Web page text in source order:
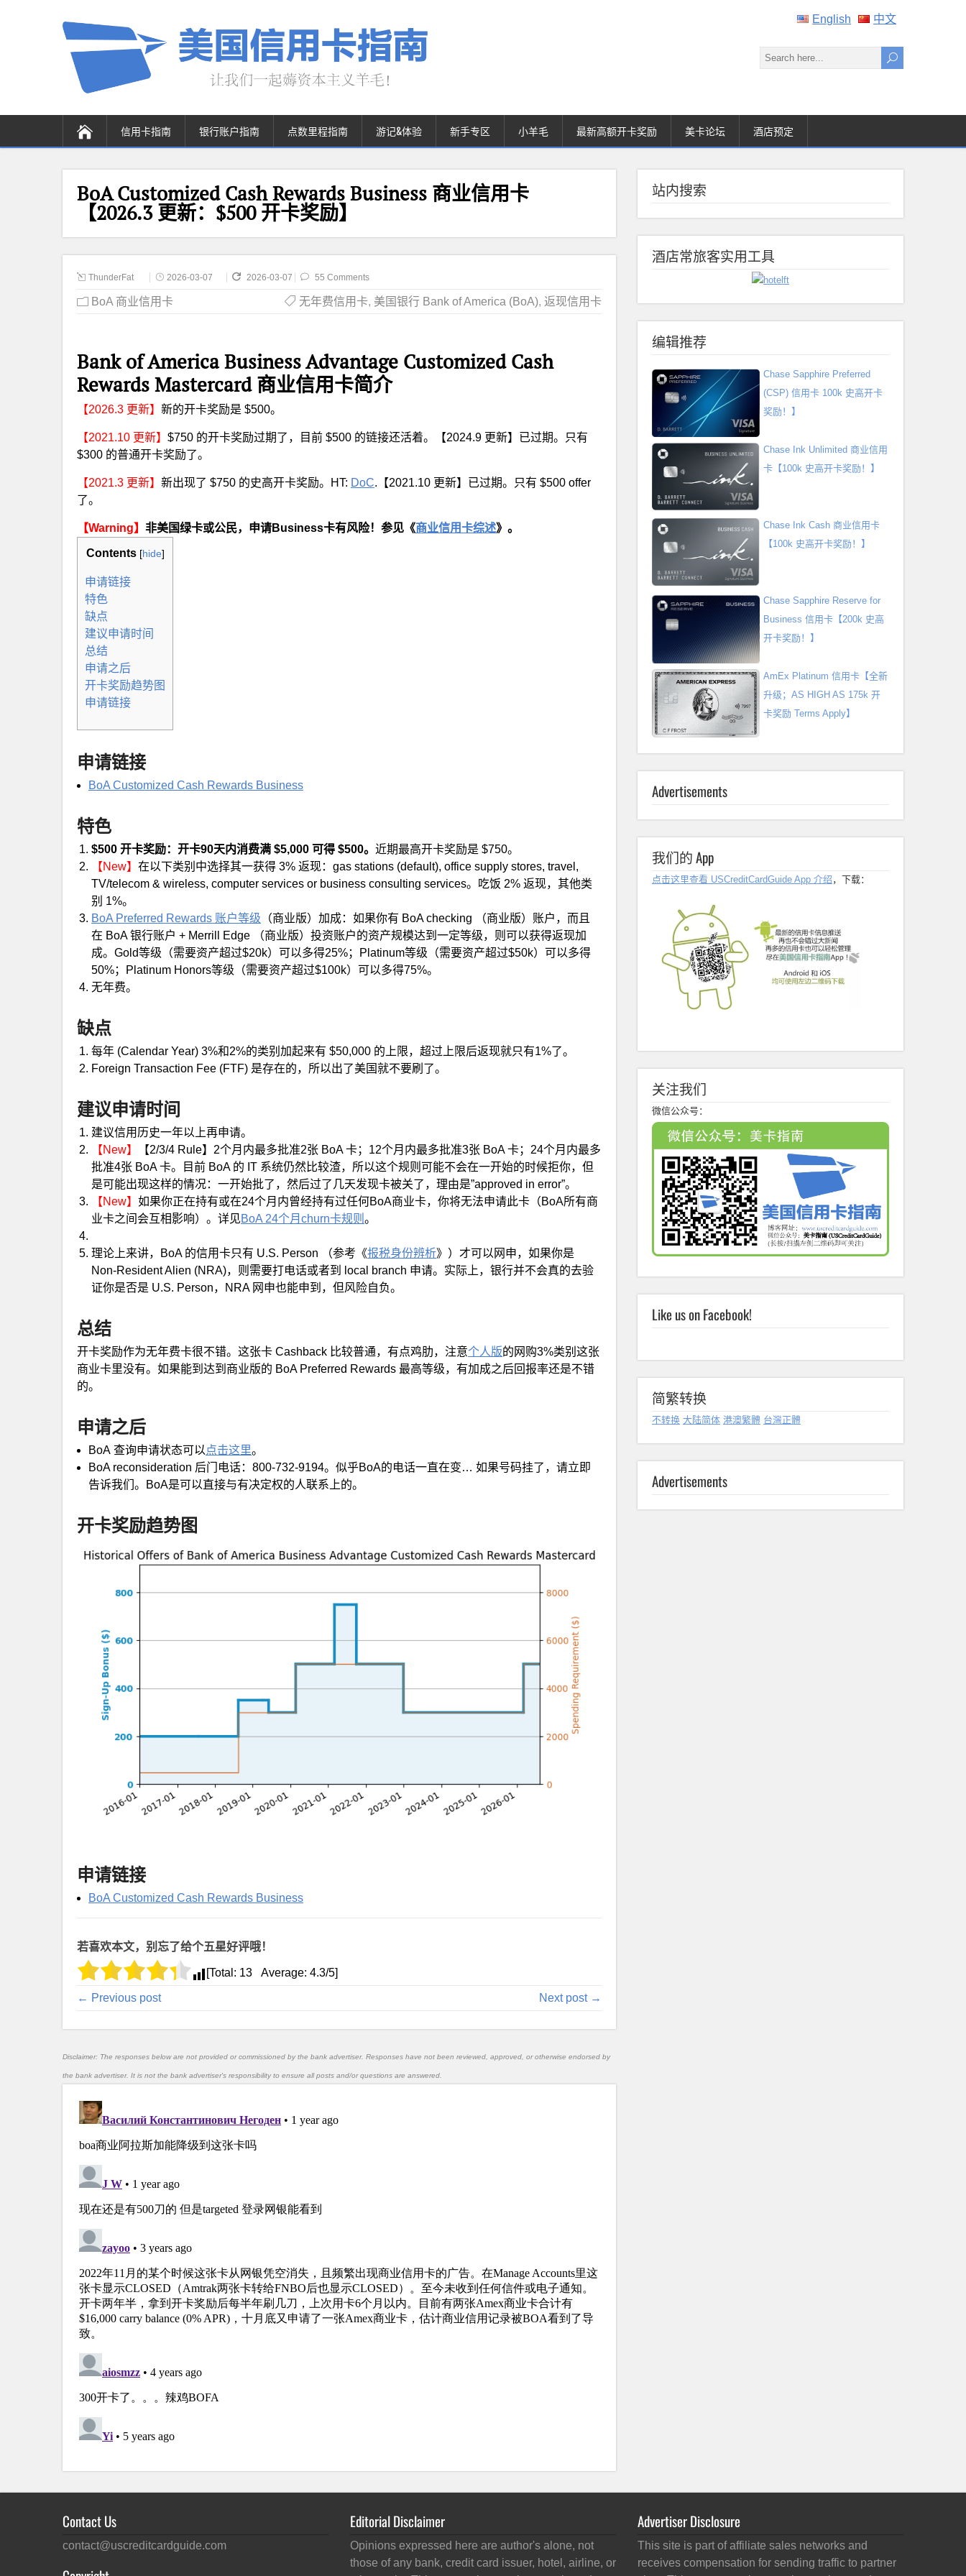
English 中文
信用卡指南 银行账户指南 点数里程指南 游记&体验 新手专区 小羊毛 最新高额开卡奖励 美卡论坛 酒店预定
BoA Customized Cash Rewards Business 商业信用卡
【2026.3 更新：$500 开卡奖励】
ThunderFat 2026-03-07 2026-03-07 55 Comments
BoA 商业信用卡 无年费信用卡, 美国银行 Bank of America (BoA), 返现信用卡
Bank of America Business Advantage Customized Cash
Rewards Mastercard 商业信用卡简介
【2026.3 更新】 新的开卡奖励是 $500。
【2021.10 更新】 $750 的开卡奖励过期了，目前 $500 的链接还活着。【2024.9 更新】已过期。只有
$300 的普通开卡奖励了。
【2021.3 更新】 新出现了 $750 的史高开卡奖励。HT: DoC.【2021.10 更新】已过期。只有 $500 offer
了。
【Warning】 非美国绿卡或公民，申请Business卡有风险！参见《商业信用卡综述》。
Contents [hide]
申请链接
特色
缺点
建议申请时间
总结
申请之后
开卡奖励趋势图
申请链接
申请链接
BoA Customized Cash Rewards Business
特色
$500 开卡奖励：开卡90天内消费满 $5,000 可得 $500。 近期最高开卡奖励是 $750。
【New】 在以下类别中选择其一获得 3% 返现：gas stations (default), office supply stores, travel,
TV/telecom & wireless, computer services or business consulting services。吃饭 2% 返现，其他类
别 1%。
BoA Preferred Rewards 账户等级 （商业版）加成：如果你有 BoA checking （商业版）账户，而且
在 BoA 银行账户 + Merrill Edge （商业版）投资账户的资产规模达到一定等级，则可以获得返现加
成。Gold等级（需要资产超过$20k）可以多得25%；Platinum等级（需要资产超过$50k）可以多得
50%；Platinum Honors等级（需要资产超过$100k）可以多得75%。
无年费。
缺点
每年 (Calendar Year) 3%和2%的类别加起来有 $50,000 的上限，超过上限后返现就只有1%了。
Foreign Transaction Fee (FTF) 是存在的，所以出了美国就不要刷了。
建议申请时间
建议信用历史一年以上再申请。
【New】
【2/3/4 Rule】2个月内最多批准2张 BoA 卡；12个月内最多批准3张 BoA 卡；24个月内最多
批准4张 BoA 卡。目前 BoA 的 IT 系统仍然比较渣，所以这个规则可能不会在一开始的时候拒你，但
是可能出现这样的情况：一开始批了，然后过了几天发现卡被关了，理由是”approved in error”。
【New】 如果你正在持有或在24个月内曾经持有过任何BoA商业卡，你将无法申请此卡（BoA所有商
业卡之间会互相影响）。详见BoA 24个月churn卡规则 。
理论上来讲，BoA 的信用卡只有 U.S. Person （参考《报税身份辨析》）才可以网申，如果你是
Non-Resident Alien (NRA)，则需要打电话或者到 local branch 申请。实际上，银行并不会真的去验
证你是否是 U.S. Person，NRA 网申也能申到，但风险自负。
总结
开卡奖励作为无年费卡很不错。这张卡 Cashback 比较普通，有点鸡肋，注意个人版的网购3%类别这张
商业卡里没有。如果能到达到商业版的 BoA Preferred Rewards 最高等级，有加成之后回报率还是不错
的。
申请之后
BoA 查询申请状态可以点击这里。
BoA reconsideration 后门电话：800-732-9194。似乎BoA的电话一直在变… 如果号码挂了，请立即
告诉我们。BoA是可以直接与有决定权的人联系上的。
开卡奖励趋势图
申请链接
BoA Customized Cash Rewards Business
若喜欢本文，别忘了给个五星好评哦！
[Total: 13 Average: 4.3/5]
← Previous post Next post →
Disclaimer: The responses below are not provided or commissioned by the bank advertiser. Responses have not been reviewed, approved, or otherwise endorsed by
the bank advertiser. It is not the bank advertiser's responsibility to ensure all posts and/or questions are answered.
站内搜索
酒店常旅客实用工具
编辑推荐
Chase Sapphire Preferred
(CSP) 信用卡 100k 史高开卡
奖励！】
Chase Ink Unlimited 商业信用
卡【100k 史高开卡奖励！】
Chase Ink Cash 商业信用卡
【100k 史高开卡奖励！】
Chase Sapphire Reserve for
Business 信用卡【200k 史高
开卡奖励！】
AmEx Platinum 信用卡【全新
升级；AS HIGH AS 175k 开
卡奖励 Terms Apply】
Advertisements
我们的 App
点击这里查看 USCreditCardGuide App 介绍 ，下载：
关注我们
微信公众号：
Like us on Facebook!
简繁转换
不转换 大陆简体 港澳繁體 台灣正體
Advertisements
Contact Us
contact@uscreditcardguide.com
Editorial Disclaimer
Opinions expressed here are author's alone, not
those of any bank, credit card issuer, hotel, airline, or
Advertiser Disclosure
This site is part of affiliate sales networks and
receives compensation for sending traffic to partner